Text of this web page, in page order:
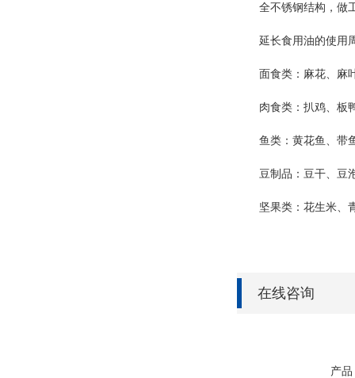
全不锈钢结构，做工
延长食用油的使用周
面食类：麻花、麻叶
肉食类：扒鸡、板鸭
鱼类：黄花鱼、带
豆制品：豆干、豆泡
坚果类：花生米、青
在线咨询
产品